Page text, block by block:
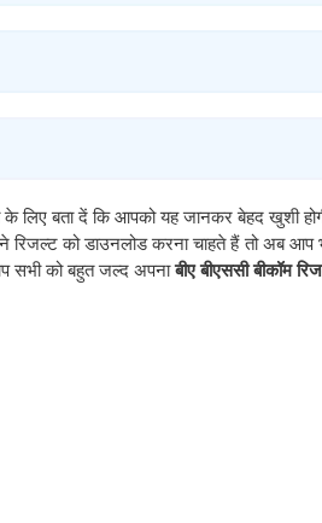
के लिए बता दें कि आपको यह जानकर बेहद खुशी
को डाउनलोड करना चाहते हैंतो अब आप
सभी को बहुत जल्द अपनाबीए बीएससी बीकॉम